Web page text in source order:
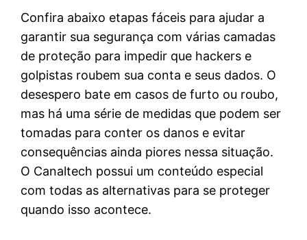
Confira abaixo etapas fáceis para ajudar a
garantir sua segurança com várias camadas
de proteção para impedir que hackers e
golpistas roubem sua conta e seus dados. O
desespero bate em casos de furto ou roubo,
mas há uma série de medidas que podem ser
tomadas para conter os danos e evitar
consequências ainda piores nessa situação.
O Canaltech possui um conteúdo especial
com todas as alternativas para se proteger
quando isso acontece.